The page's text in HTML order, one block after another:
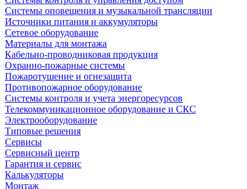
Системы оповещения и музыкальной трансляции
Источники питания и аккумуляторы
Сетевое оборудование
Материалы для монтажа
Кабельно-проводниковая продукция
Охранно-пожарные системы
Пожаротушение и огнезащита
Противопожарное оборудование
Системы контроля и учета энергоресурсов
Телекоммуникационное оборудование и СКС
Электрооборудование
Типовые решения
Сервисы
Сервисный центр
Гарантия и сервис
Калькуляторы
Монтаж